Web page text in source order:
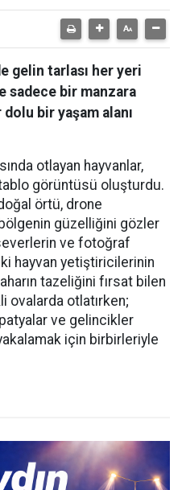
gelin tarlası her yeri
sadece bir manzara
bir yaşam alanı
otlayan hayvanlar,
görüntüsü oluşturdu.
örtü, drone
güzelliğini gözler
ve fotoğraf
hayvan yetiştiricilerinin
tazeliğini fırsat bilen
ovalarda otlatırken;
ve gelincikler
için birbirleriyle